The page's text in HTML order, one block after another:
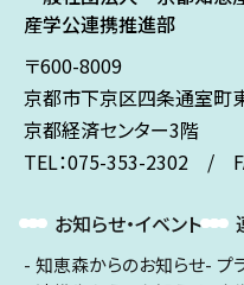
産学公連携推進部
〒600-8009
京都市下京区四条通室町
京都経済センター3階
TEL：075-353-2302 /
お知らせ・イベント
知恵森からのお知らせ プ